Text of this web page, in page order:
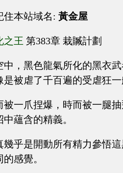
住本站域名: 黃金屋
之王 第383章 栽贓計劃
中，黑色龍氣所化的黑衣
是被虐了千百遍的受虐狂
被一爪捏爆，時而被一腿
蘊含的精義。
幾乎是開動所有精力參悟
感覺。